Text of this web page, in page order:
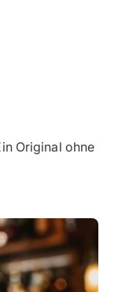
Original ohne